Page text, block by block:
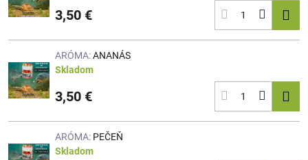
3,50 €
ARÓMA:ANANÁS
Skladom
3,50 €
ARÓMA: PEČEŇ
Skladom